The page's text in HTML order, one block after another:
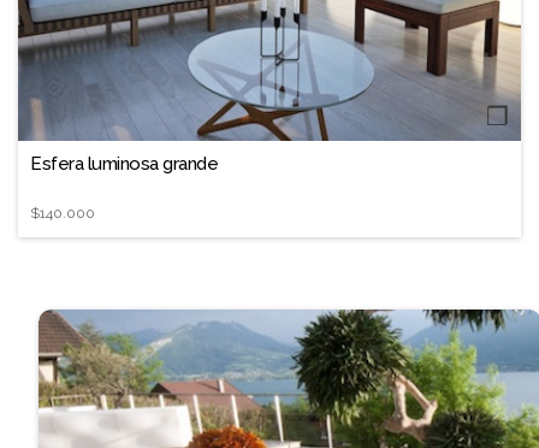
❐
Esfera luminosa grande
$140.000